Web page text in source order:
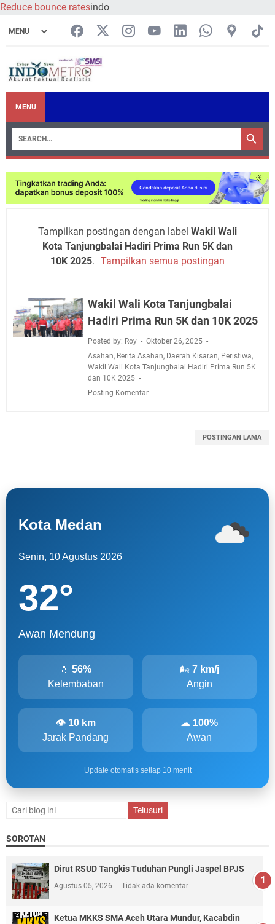
Reduce bounce ratesindo
MENU
Tampilkan postingan dengan label Wakil Wali
Kota Tanjungbalai Hadiri Prima Run 5K dan
10K 2025. Tampilkan semua postingan
Wakil Wali Kota Tanjungbalai
Hadiri Prima Run 5K dan 10K 2025
Posted by: Roy
Oktober 26, 2025
Asahan, Berita Asahan, Daerah Kisaran, Peristiwa,
Wakil Wali Kota Tanjungbalai Hadiri Prima Run 5K
dan 10K 2025
Posting Komentar
POSTINGAN LAMA
Kota Medan
Senin, 10 Agustus 2026
32°
Awan Mendung
💧56%
Kelembaban
🌬7 km/j
Angin
👁 10 km
Jarak Pandang
☁ 100%
Awan
Update otomatis setiap 10 menit
SOROTAN
Dirut RSUD Tangkis Tuduhan Pungli Jaspel BPJS
Agustus 05, 2026 Tidak ada komentar
Ketua MKKS SMA Aceh Utara Mundur, Kacabdin